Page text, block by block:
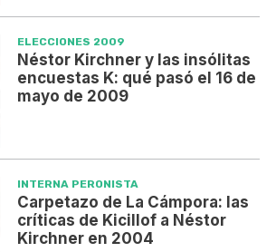
ELECCIONES 2009
Néstor Kirchner y las insólitas
encuestas K: qué pasó el 16 de
mayo de 2009
INTERNA PERONISTA
Carpetazo de La Cámpora: las
críticas de Kicillof a Néstor
Kirchner en 2004